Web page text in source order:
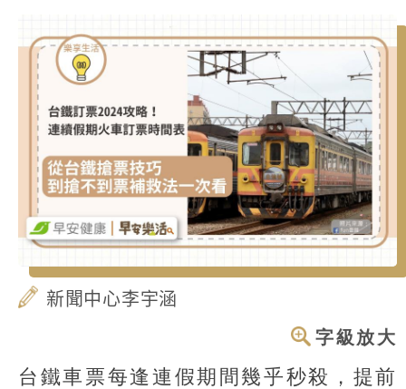
新聞中心李宇涵
字級放大
台鐵車票每逢連假期間幾乎秒殺，提前